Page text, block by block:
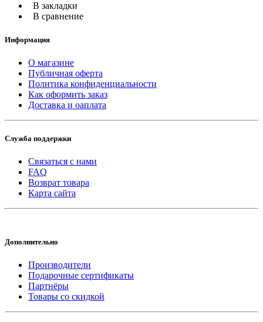
В закладки
В сравнение
Информация
О магазине
Публичная оферта
Политика конфиденциальности
Как оформить заказ
Доставка и оаплата
Служба поддержки
Связаться с нами
FAQ
Возврат товара
Карта сайта
Дополнительно
Производители
Подарочные сертификаты
Партнёры
Товары со скидкой